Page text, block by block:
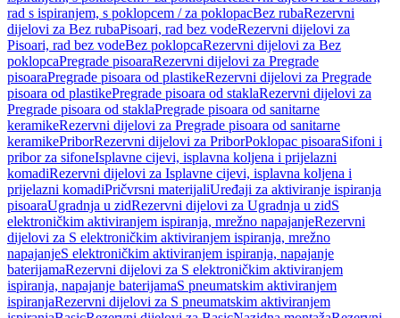
rad s ispiranjem, s poklopcem / za poklopacBez rubaRezervni
dijelovi za Bez rubaPisoari, rad bez vodeRezervni dijelovi za
Pisoari, rad bez vodeBez poklopcaRezervni dijelovi za Bez
poklopcaPregrade pisoaraRezervni dijelovi za Pregrade
pisoaraPregrade pisoara od plastikeRezervni dijelovi za Pregrade
pisoara od plastikePregrade pisoara od staklaRezervni dijelovi za
Pregrade pisoara od staklaPregrade pisoara od sanitarne
keramikeRezervni dijelovi za Pregrade pisoara od sanitarne
keramikePriborRezervni dijelovi za PriborPoklopac pisoaraSifoni i
pribor za sifoneIsplavne cijevi, isplavna koljena i prijelazni
komadiRezervni dijelovi za Isplavne cijevi, isplavna koljena i
prijelazni komadiPričvrsni materijaliUređaji za aktiviranje ispiranja
pisoaraUgradnja u zidRezervni dijelovi za Ugradnja u zidS
elektroničkim aktiviranjem ispiranja, mrežno napajanjeRezervni
dijelovi za S elektroničkim aktiviranjem ispiranja, mrežno
napajanjeS elektroničkim aktiviranjem ispiranja, napajanje
baterijamaRezervni dijelovi za S elektroničkim aktiviranjem
ispiranja, napajanje baterijamaS pneumatskim aktiviranjem
ispiranjaRezervni dijelovi za S pneumatskim aktiviranjem